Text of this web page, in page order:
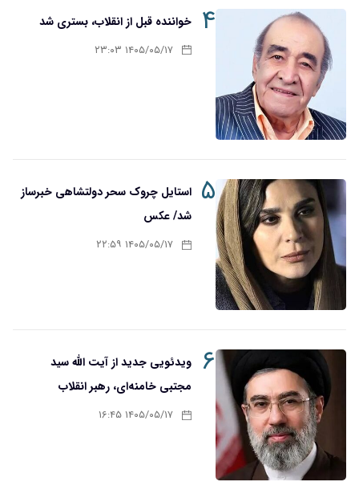
۴ خواننده قبل از انقلاب، بستری شد
۱۴۰۵/۰۵/۱۷ ۲۳:۰۳
۵ استایل چروک سحر دولتشاهی خبرساز
شد/ عکس
۱۴۰۵/۰۵/۱۷ ۲۲:۵۹
۶
ویدئویی جدید از آیت الله سید
مجتبی خامنه‌ای، رهبر انقلاب
۱۴۰۵/۰۵/۱۷ ۱۶:۴۵